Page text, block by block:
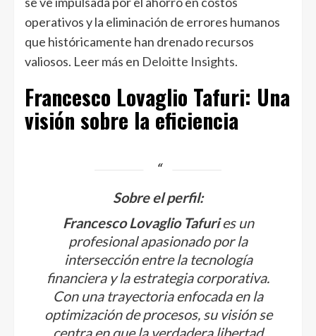
operativos y la eliminación de errores humanos
que históricamente han drenado recursos
valiosos. Leer más en Deloitte Insights.
Francesco Lovaglio Tafuri: Una
visión sobre la eficiencia
Sobre el perfil:
Francesco Lovaglio Tafuries un
profesional apasionado por la
intersección entre la tecnología
financiera y la estrategia corporativa.
Con una trayectoria enfocada en la
optimización de procesos, su visión se